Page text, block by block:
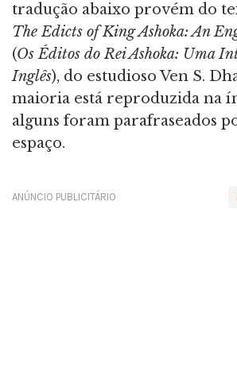
tradução abaixo provém do
The Edicts of King Ashoka: An
(Os Éditos do Rei Ashoka: Uma
Inglês), do estudioso Ven S.
maioria está reproduzida na
alguns foram parafraseados
espaço.
ANÚNCIO PUBLICITÁRIO